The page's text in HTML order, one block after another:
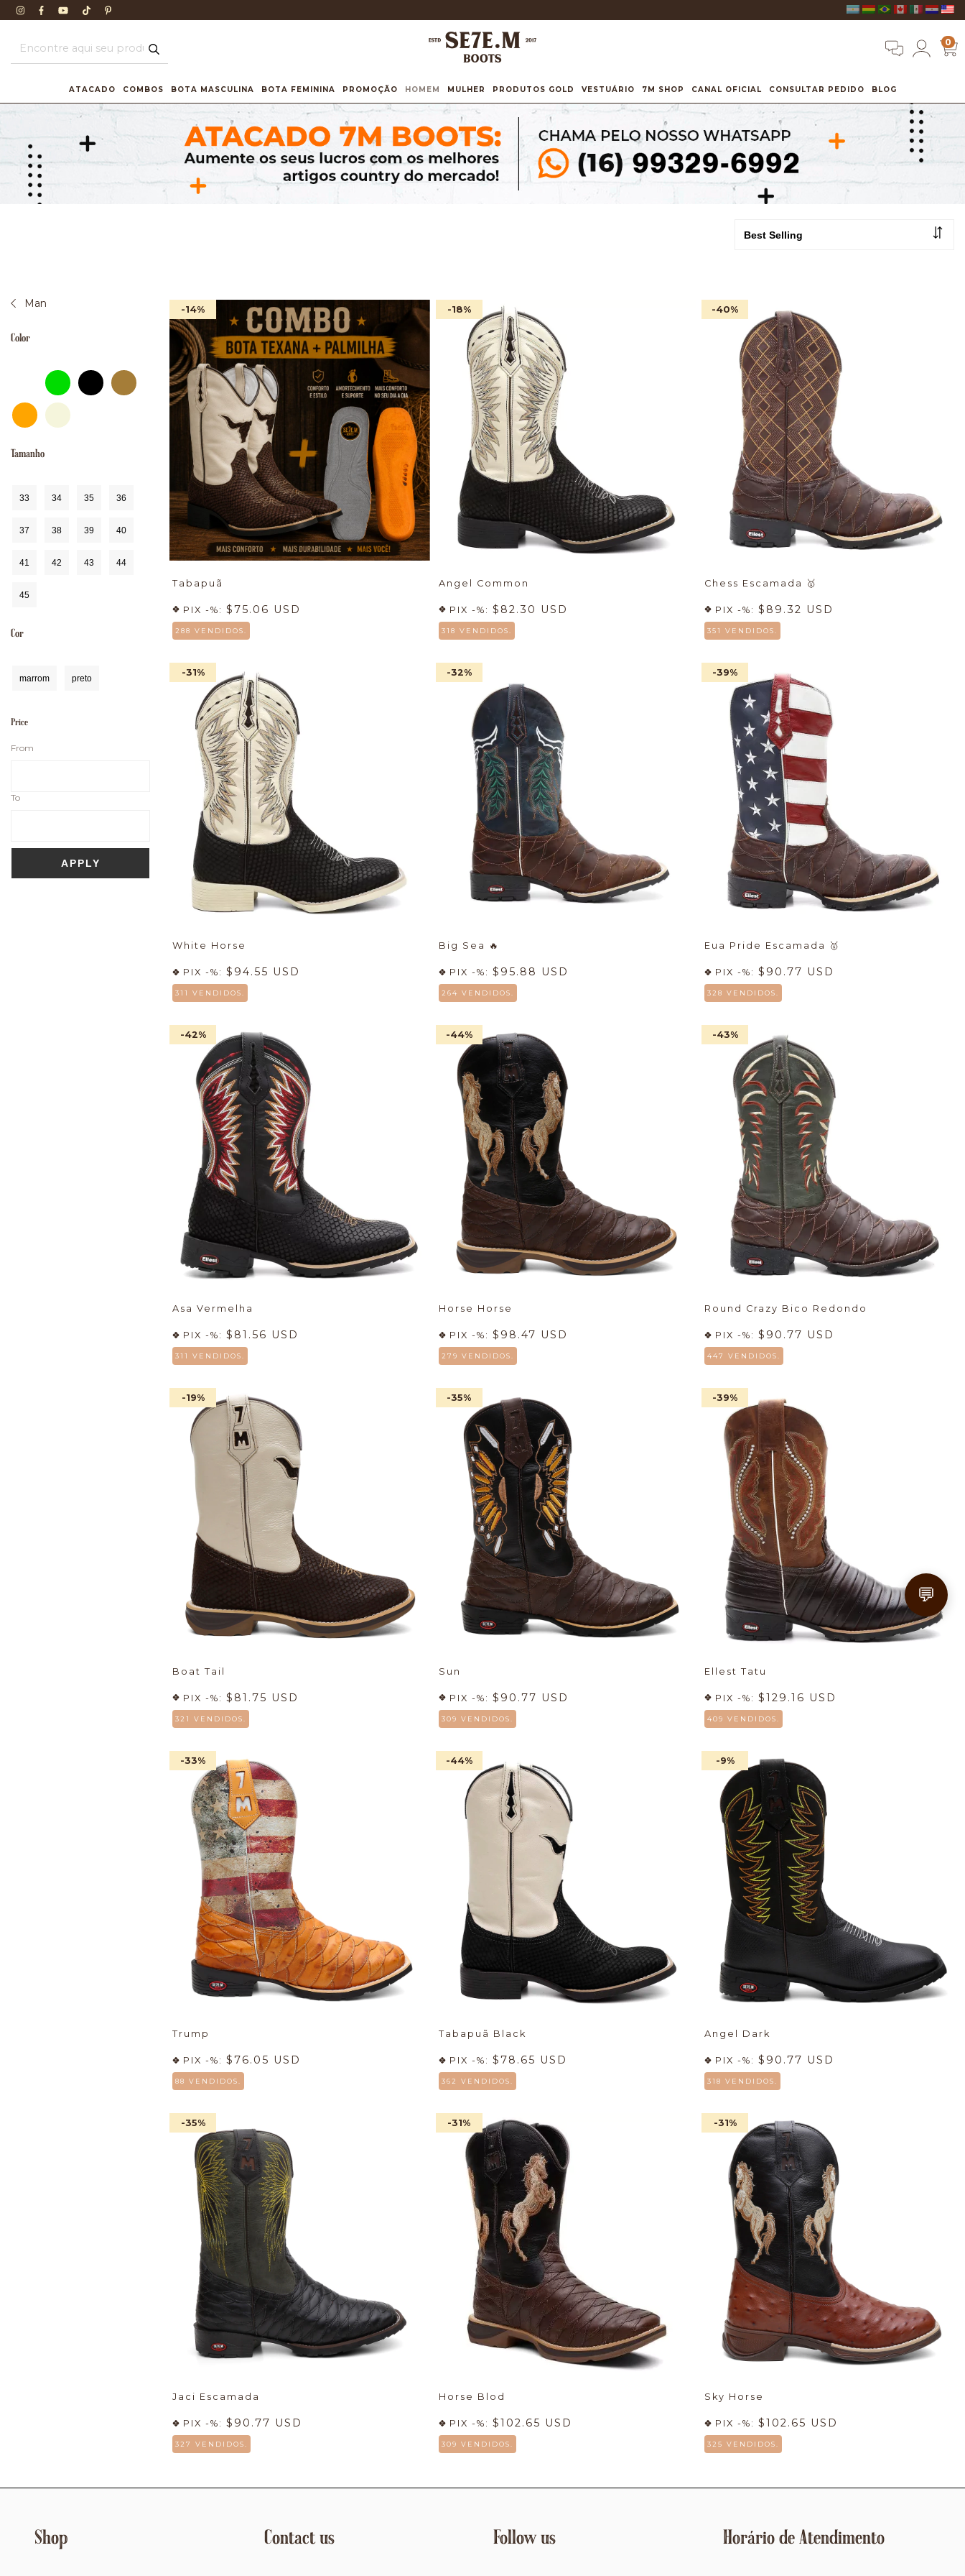
0
ATACADO COMBOS BOTA MASCULINA BOTA FEMININA PROMOÇÃO HOMEM MULHER PRODUTOS GOLD VESTUÁRIO 7M SHOP CANAL OFICIAL CONSULTAR PEDIDO BLOG
Man
Color
Tamanho
33 34 35 36
37 38 39 40
41 42 43 44
45
Cor
marrom preto
Price
From
To
APPLY
-14%
Tabapuã
PIX -%: $75.06 USD
288 VENDIDOS.
-18%
Angel Common
PIX -%: $82.30 USD
318 VENDIDOS.
-40%
Chess Escamada 🥇
PIX -%:$89.32 USD
351 VENDIDOS.
-31%
White Horse
PIX -%: $94.55 USD
311 VENDIDOS.
-32%
Big Sea 🔥
PIX -%: $95.88 USD
264 VENDIDOS.
-39%
Eua Pride Escamada 🥇
PIX -%:$90.77 USD
328 VENDIDOS.
-42%
Asa Vermelha
PIX -%: $81.56 USD
311 VENDIDOS.
-44%
Horse Horse
PIX -%: $98.47 USD
279 VENDIDOS.
-43%
Round Crazy Bico Redondo
PIX -%:$90.77 USD
447 VENDIDOS.
-19%
Boat Tail
PIX -%: $81.75 USD
321 VENDIDOS.
-35%
Sun
PIX -%: $90.77 USD
309 VENDIDOS.
-39%
Ellest Tatu
PIX -%:$129.16 USD
409 VENDIDOS.
-33%
Trump
PIX -%: $76.05 USD
88 VENDIDOS.
-44%
Tabapuã Black
PIX -%: $78.65 USD
362 VENDIDOS.
-9%
Angel Dark
PIX -%:$90.77 USD
318 VENDIDOS.
-35%
Jaci Escamada
PIX -%: $90.77 USD
327 VENDIDOS.
-31%
Horse Blod
PIX -%: $102.65 USD
309 VENDIDOS.
-31%
Sky Horse
PIX -%:$102.65 USD
325 VENDIDOS.
Shop Contact us Follow us Horário de Atendimento
💬